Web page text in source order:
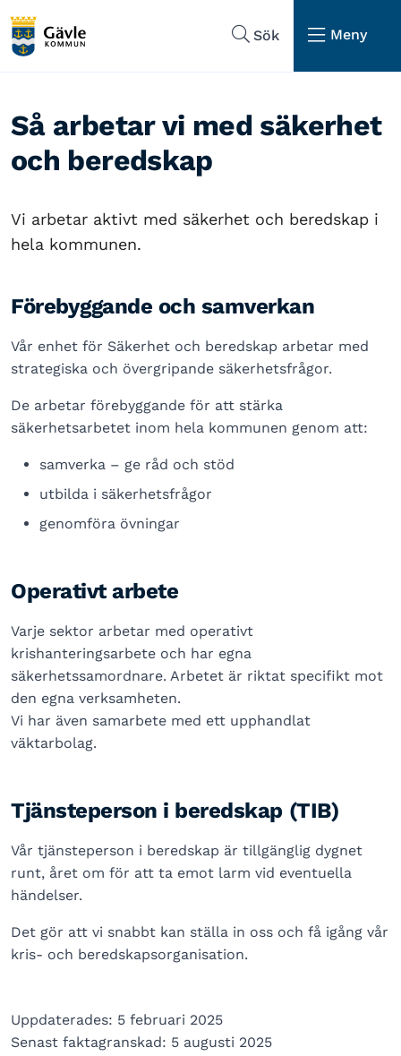
Sök
Meny
Så arbetar vi med säkerhet
och beredskap
Vi arbetar aktivt med säkerhet och beredskap i
hela kommunen.
Förebyggande och samverkan
Vår enhet för Säkerhet och beredskap arbetar med
strategiska och övergripande säkerhetsfrågor.
De arbetar förebyggande för att stärka
säkerhetsarbetet inom hela kommunen genom att:
samverka – ge råd och stöd
utbilda i säkerhetsfrågor
genomföra övningar
Operativt arbete
Varje sektor arbetar med operativt
krishanteringsarbete och har egna
säkerhetssamordnare. Arbetet är riktat specifikt mot
den egna verksamheten.
Vi har även samarbete med ett upphandlat
väktarbolag.
Tjänsteperson i beredskap (TIB)
Vår tjänsteperson i beredskap är tillgänglig dygnet
runt, året om för att ta emot larm vid eventuella
händelser.
Det gör att vi snabbt kan ställa in oss och få igång vår
kris- och beredskapsorganisation.
Uppdaterades: 5 februari 2025
Senast faktagranskad: 5 augusti 2025